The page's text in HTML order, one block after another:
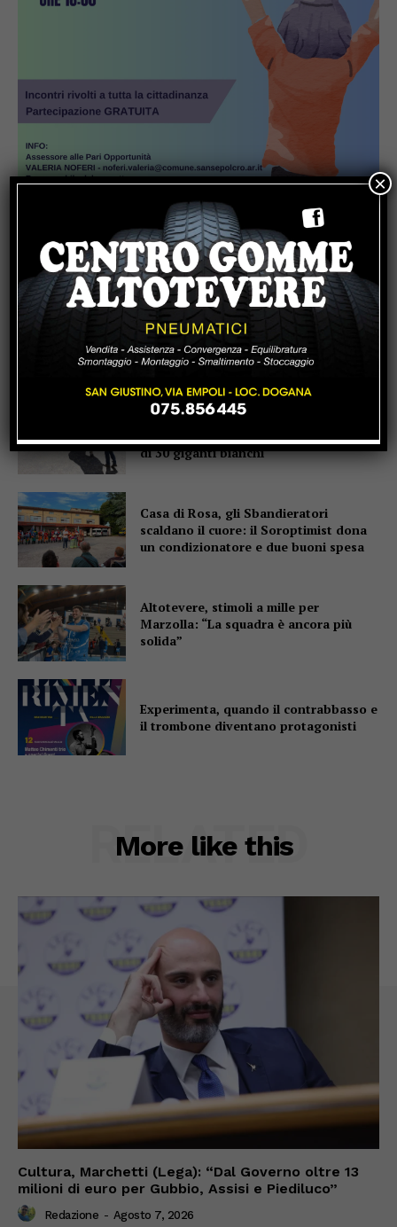
Popular
Cultura, Marchetti (Lega): “Dal
Governo oltre 13 milioni di euro per
Gubbio, Assisi e Piediluco”
Fiere di San Bartolomeo, la Chianina
torna in gara: al parco Langer la sfida
di 30 giganti bianchi
Casa di Rosa, gli Sbandieratori
scaldano il cuore: il Soroptimist dona
un condizionatore e due buoni spesa
Altotevere, stimoli a mille per
Marzolla: “La squadra è ancora più
solida”
Experimenta, quando il contrabbasso e
il trombone diventano protagonisti
More like this
RELATED
Cultura, Marchetti (Lega): “Dal Governo oltre 13
milioni di euro per Gubbio, Assisi e Piediluco”
Redazione - Agosto 7, 2026
×